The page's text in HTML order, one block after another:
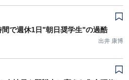
間で週休1日"朝日奨学生"の過酷
出井 康博